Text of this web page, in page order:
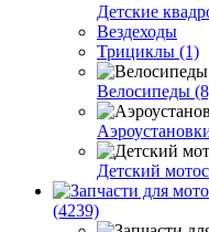
Детские
Вездеходы
Трициклы (1)
Велосипеды
Детский
(4239)